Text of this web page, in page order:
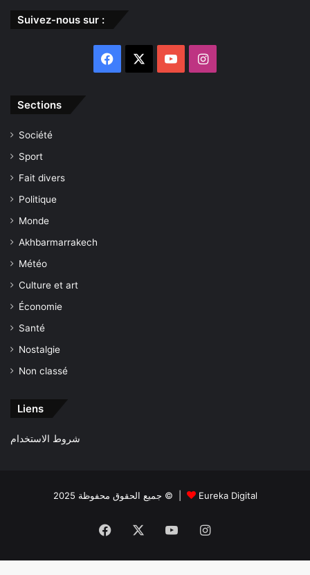
Suivez-nous sur :
Facebook YouTubeInstagram
Sections
Société
Sport
Fait divers
Politique
Monde
Akhbarmarrakech
Météo
Culture et art
Économie
Santé
Nostalgie
Non classé
Liens
شروط الاستخدام
جميع الحقوق محفوظة 2025 © | Eureka Digital
Facebook YouTubeInstagram